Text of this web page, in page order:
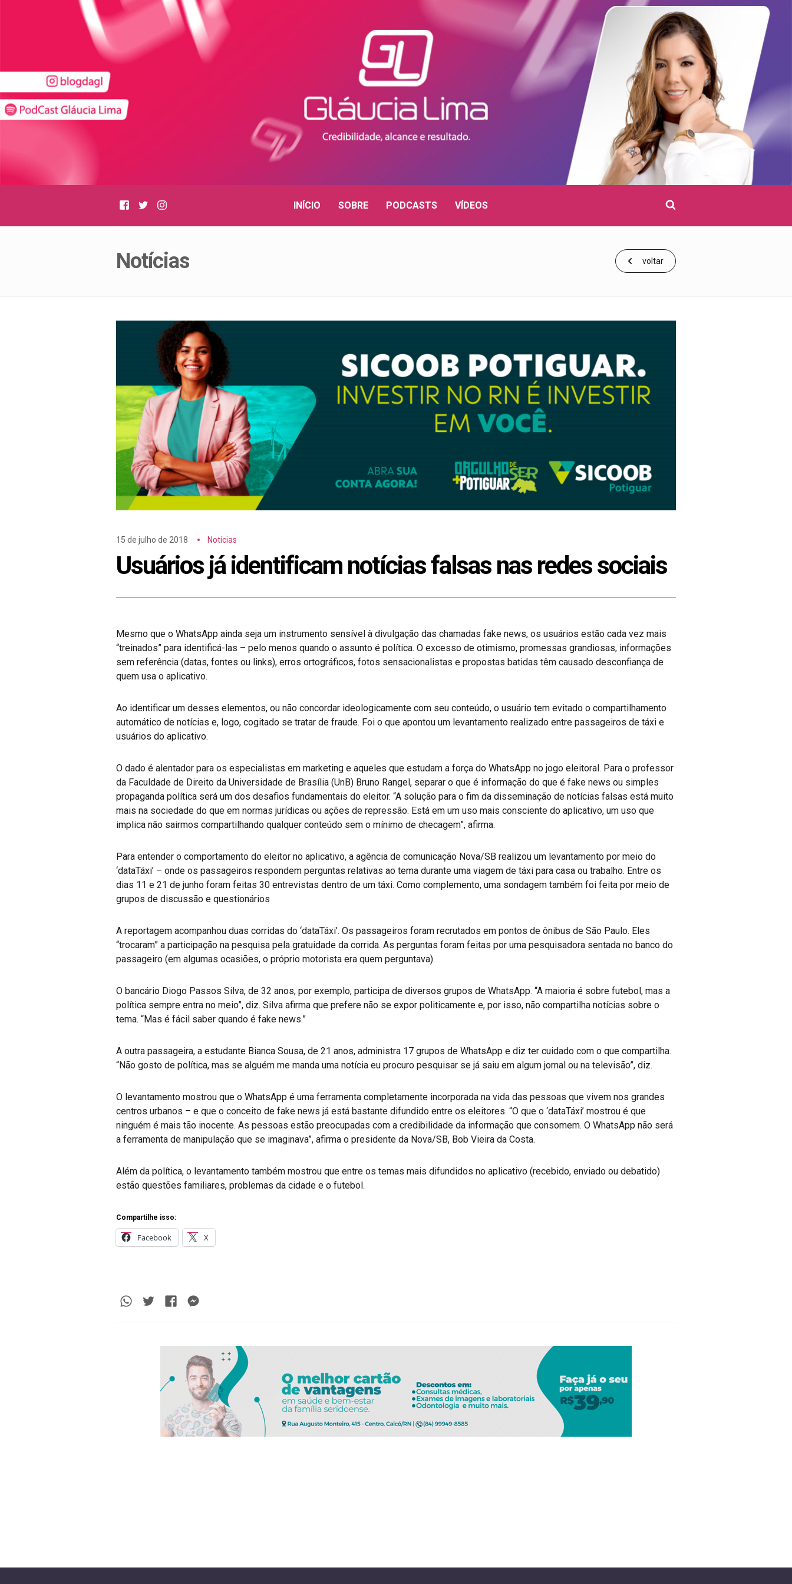
Facebook
Twitter
pesquisar
INÍCIO SOBRE PODCASTS VÍDEOS
Notícias voltar
15 de julho de 2018 Notícias
Usuários já identificam notícias falsas nas redes sociais
Mesmo que o WhatsApp ainda seja um instrumento sensível à divulgação das chamadas fake news, os usuários estão cada vez mais
“treinados” para identificá-las – pelo menos quando o assunto é política. O excesso de otimismo, promessas grandiosas, informações
sem referência (datas, fontes ou links), erros ortográficos, fotos sensacionalistas e propostas batidas têm causado desconfiança de
quem usa o aplicativo.
Ao identificar um desses elementos, ou não concordar ideologicamente com seu conteúdo, o usuário tem evitado o compartilhamento
automático de notícias e, logo, cogitado se tratar de fraude. Foi o que apontou um levantamento realizado entre passageiros de táxi e
usuários do aplicativo.
O dado é alentador para os especialistas em marketing e aqueles que estudam a força do WhatsApp no jogo eleitoral. Para o professor
da Faculdade de Direito da Universidade de Brasília (UnB) Bruno Rangel, separar o que é informação do que é fake news ou simples
propaganda política será um dos desafios fundamentais do eleitor. “A solução para o fim da disseminação de notícias falsas está muito
mais na sociedade do que em normas jurídicas ou ações de repressão. Está em um uso mais consciente do aplicativo, um uso que
implica não sairmos compartilhando qualquer conteúdo sem o mínimo de checagem”, afirma.
Para entender o comportamento do eleitor no aplicativo, a agência de comunicação Nova/SB realizou um levantamento por meio do
‘dataTáxi’ – onde os passageiros respondem perguntas relativas ao tema durante uma viagem de táxi para casa ou trabalho. Entre os
dias 11 e 21 de junho foram feitas 30 entrevistas dentro de um táxi. Como complemento, uma sondagem também foi feita por meio de
grupos de discussão e questionários
A reportagem acompanhou duas corridas do ‘dataTáxi’. Os passageiros foram recrutados em pontos de ônibus de São Paulo. Eles
“trocaram” a participação na pesquisa pela gratuidade da corrida. As perguntas foram feitas por uma pesquisadora sentada no banco do
passageiro (em algumas ocasiões, o próprio motorista era quem perguntava).
O bancário Diogo Passos Silva, de 32 anos, por exemplo, participa de diversos grupos de WhatsApp. “A maioria é sobre futebol, mas a
política sempre entra no meio”, diz. Silva afirma que prefere não se expor politicamente e, por isso, não compartilha notícias sobre o
tema. “Mas é fácil saber quando é fake news.”
A outra passageira, a estudante Bianca Sousa, de 21 anos, administra 17 grupos de WhatsApp e diz ter cuidado com o que compartilha.
“Não gosto de política, mas se alguém me manda uma notícia eu procuro pesquisar se já saiu em algum jornal ou na televisão”, diz.
O levantamento mostrou que o WhatsApp é uma ferramenta completamente incorporada na vida das pessoas que vivem nos grandes
centros urbanos – e que o conceito de fake news já está bastante difundido entre os eleitores. “O que o ‘dataTáxi’ mostrou é que
ninguém é mais tão inocente. As pessoas estão preocupadas com a credibilidade da informação que consomem. O WhatsApp não será
a ferramenta de manipulação que se imaginava”, afirma o presidente da Nova/SB, Bob Vieira da Costa.
Além da política, o levantamento também mostrou que entre os temas mais difundidos no aplicativo (recebido, enviado ou debatido)
estão questões familiares, problemas da cidade e o futebol.
Compartilhe isso:
Facebook X
Whatsapp
TwitterFacebook